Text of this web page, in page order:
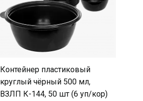
Контейнер пластиковый
круглый чёрный 500 мл,
ВЗЛП К-144, 50 шт (6 уп/кор)